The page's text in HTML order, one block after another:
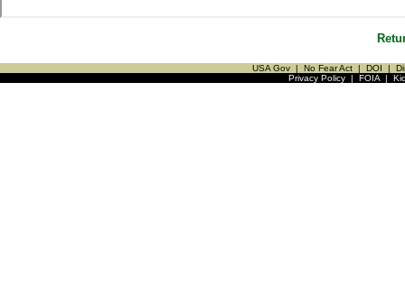
USA Gov | No Fear Act | DOI |
Privacy Policy| FOIA|